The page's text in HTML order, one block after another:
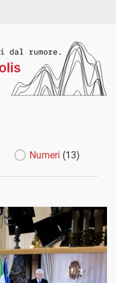
Numeri (13)